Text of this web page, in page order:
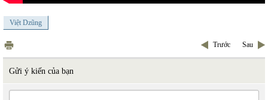
Việt Dzũng
Trước Sau
Gửi ý kiến của bạn